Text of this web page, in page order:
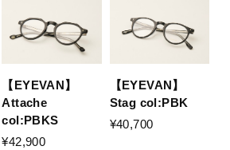
【EYEVAN】
Attache
col:PBKS
¥42,900
【EYEVAN】
Stag col:PBK
¥40,700